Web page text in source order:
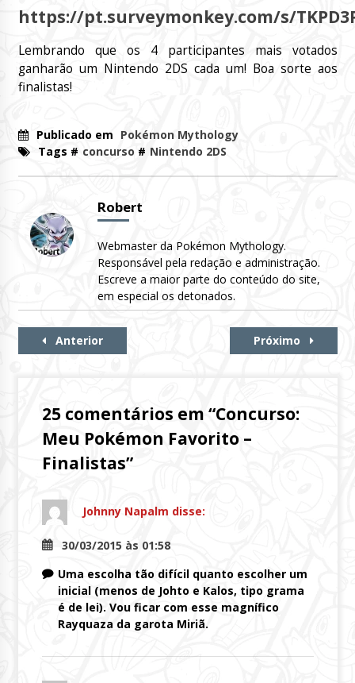
https://pt.surveymonkey.com/s/
Lembrando que os 4 participantes mais votados
ganharão um Nintendo 2DS cada um! Boa sorte aos
finalistas!
Publicado em Pokémon Mythology
Tags # concurso # Nintendo 2DS
Robert
Webmaster da Pokémon Mythology.
Responsável pela redação e administração.
Escreve a maior parte do conteúdo do site,
em especial os detonados.
Continue
Anterior Próximo
25 comentários em “Concurso:
Meu Pokémon Favorito –
Finalistas”
Johnny Napalm disse:
30/03/2015 às 01:58
Uma escolha tão difícil quanto escolher um
inicial (menos de Johto e Kalos, tipo grama
é de lei). Vou ficar com esse magnífico
Rayquaza da garota Miriã.